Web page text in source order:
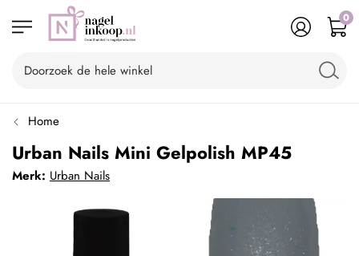
0
Home
Urban Nails Mini Gelpolish MP45
Merk: Urban Nails